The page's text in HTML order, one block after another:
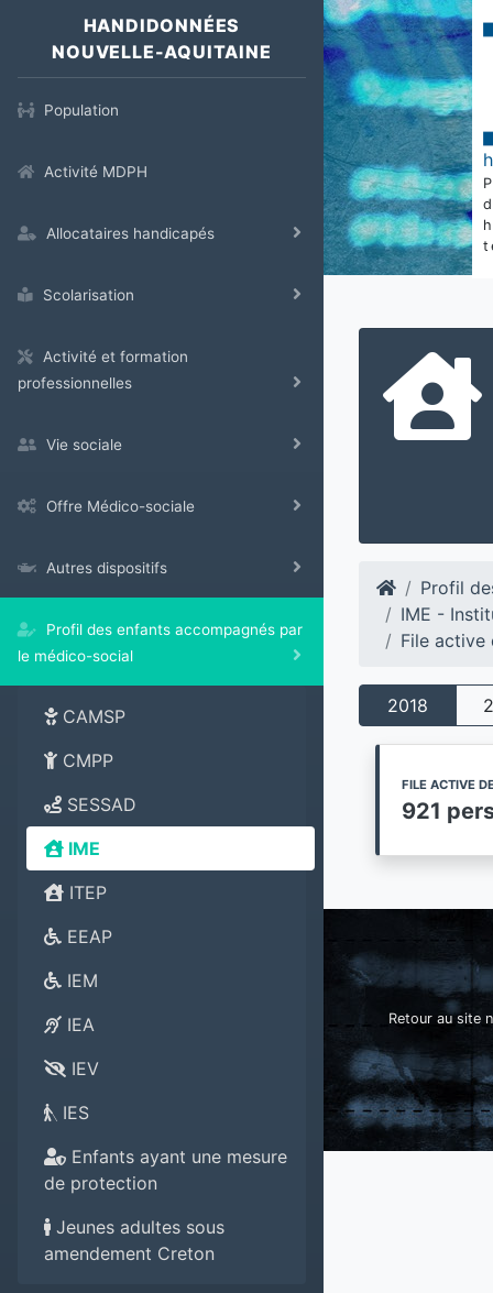
HANDIDONNÉES
NOUVELLE-AQUITAINE
Population
Activité MDPH
Allocataires handicapés
Scolarisation
Activité et formation
professionnelles
Vie sociale
Offre Médico-sociale
Autres dispositifs
Profil des enfants accompagnés par
le médico-social
CAMSP
CMPP
SESSAD
IME
ITEP
EEAP
IEM
IEA
IEV
IES
Enfants ayant une mesure
de protection
Jeunes adultes sous
amendement Creton
Profil
IME -
File active
2018
FILE ACTIVE
921
Retour au site